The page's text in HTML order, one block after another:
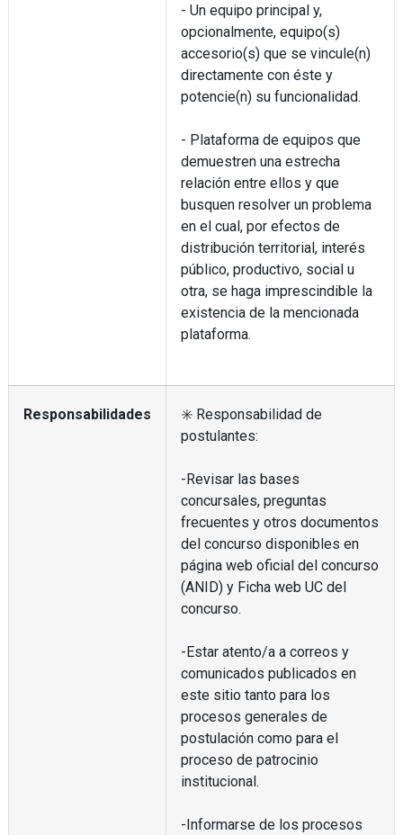
- Un equipo principal y,
opcionalmente, equipo(s)
accesorio(s) que se vincule(n)
directamente con éste y
potencie(n) su funcionalidad.
- Plataforma de equipos que
demuestren una estrecha
relación entre ellos y que
busquen resolver un problema
en el cual, por efectos de
distribución territorial, interés
público, productivo, social u
otra, se haga imprescindible la
existencia de la mencionada
plataforma.
Responsabilidades
✳️ Responsabilidad de
postulantes:
-Revisar las bases
concursales, preguntas
frecuentes y otros documentos
del concurso disponibles en
página web oficial del concurso
(ANID) y Ficha web UC del
concurso.
-Estar atento/a a correos y
comunicados publicados en
este sitio tanto para los
procesos generales de
postulación como para el
proceso de patrocinio
institucional.
-Informarse de los procesos